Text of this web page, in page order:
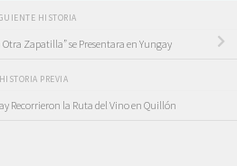
HISTORIA
Zapatilla” se Presentara en Yungay
HISTORIA PREVIA
Recorrieron la Ruta del Vino en Quillón